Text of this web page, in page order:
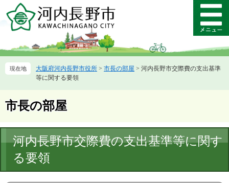
ー
先
ニ
を
本
メ
ニ
ー
大阪府河内長野市役所 > 市長の部屋 > 河内長野市交際費の支出基準
等に関する要領
市長の部屋
文
河内長野市交際費の支出基準等に関す
る要領